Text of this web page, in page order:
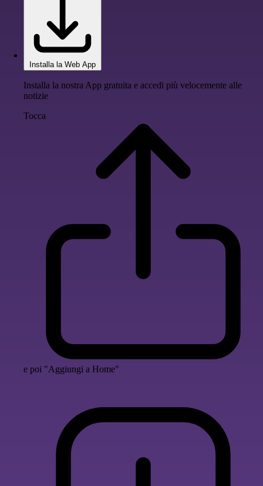
Installa la Web App
Installa la nostra App gratuita e accedi più velocemente alle
notizie
Tocca
e poi "Aggiungi a Home"